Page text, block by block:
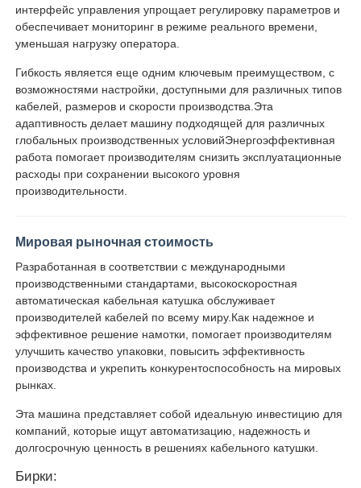
интерфейс управления упрощает регулировку параметров и
обеспечивает мониторинг в режиме реального времени,
уменьшая нагрузку оператора.
Гибкость является еще одним ключевым преимуществом, с
возможностями настройки, доступными для различных типов
кабелей, размеров и скорости производства.Эта
адаптивность делает машину подходящей для различных
глобальных производственных условийЭнергоэффективная
работа помогает производителям снизить эксплуатационные
расходы при сохранении высокого уровня
производительности.
Мировая рыночная стоимость
Разработанная в соответствии с международными
производственными стандартами, высокоскоростная
автоматическая кабельная катушка обслуживает
производителей кабелей по всему миру.Как надежное и
эффективное решение намотки, помогает производителям
улучшить качество упаковки, повысить эффективность
производства и укрепить конкурентоспособность на мировых
рынках.
Эта машина представляет собой идеальную инвестицию для
компаний, которые ищут автоматизацию, надежность и
долгосрочную ценность в решениях кабельного катушки.
Бирки: